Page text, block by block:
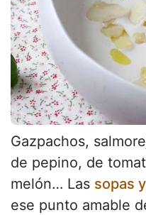
Gazpachos,
de pepino, de
melón… Las sopas
ese punto amable